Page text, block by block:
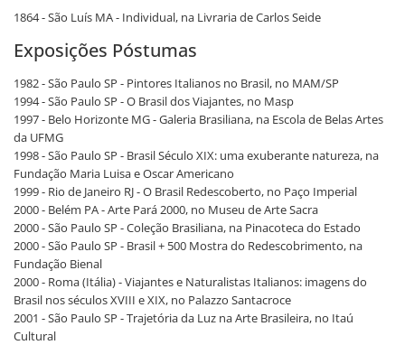
1864 - São Luís MA - Individual, na Livraria de Carlos Seide
Exposições Póstumas
1982 - São Paulo SP - Pintores Italianos no Brasil, no MAM/SP
1994 - São Paulo SP - O Brasil dos Viajantes, no Masp
1997 - Belo Horizonte MG - Galeria Brasiliana, na Escola de Belas Artes
da UFMG
1998 - São Paulo SP - Brasil Século XIX: uma exuberante natureza, na
Fundação Maria Luisa e Oscar Americano
1999 - Rio de Janeiro RJ - O Brasil Redescoberto, no Paço Imperial
2000 - Belém PA - Arte Pará 2000, no Museu de Arte Sacra
2000 - São Paulo SP - Coleção Brasiliana, na Pinacoteca do Estado
2000 - São Paulo SP - Brasil + 500 Mostra do Redescobrimento, na
Fundação Bienal
2000 - Roma (Itália) - Viajantes e Naturalistas Italianos: imagens do
Brasil nos séculos XVIII e XIX, no Palazzo Santacroce
2001 - São Paulo SP - Trajetória da Luz na Arte Brasileira, no Itaú
Cultural